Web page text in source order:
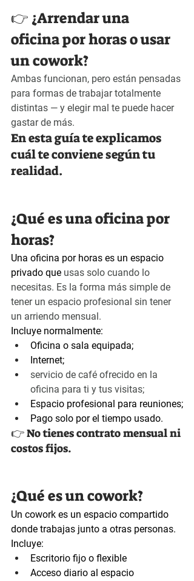
👉 ¿Arrendar una
oficina por horas o usar
un cowork?
Ambas funcionan, pero están pensadas
para formas de trabajar totalmente
distintas — y elegir mal te puede hacer
gastar de más.
En esta guía te explicamos
cuál te conviene según tu
realidad.
¿Qué es una oficina por
horas?
Una oficina por horas es un espacio
privado que usas solo cuando lo
necesitas. Es la forma más simple de
tener un espacio profesional sin tener
un arriendo mensual.
Incluye normalmente:
Oficina o sala equipada;
Internet;
servicio de café ofrecido en la
oficina para ti y tus visitas;
Espacio profesional para reuniones;
Pago solo por el tiempo usado.
👉 No tienes contrato mensual ni
costos fijos.
¿Qué es un cowork?
Un cowork es un espacio compartido
donde trabajas junto a otras personas.
Incluye:
Escritorio fijo o flexible
Acceso diario al espacio